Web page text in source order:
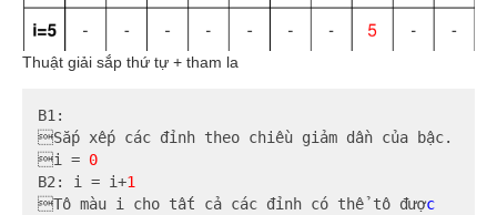
Thuật giải sắp thứ tự + tham la
B1:
Sắp xếp các đỉnh theo chiều giảm dần của bậc.
i = 0
B2: i = i+1
Tô màu i cho tất cả các đỉnh có thể tô được